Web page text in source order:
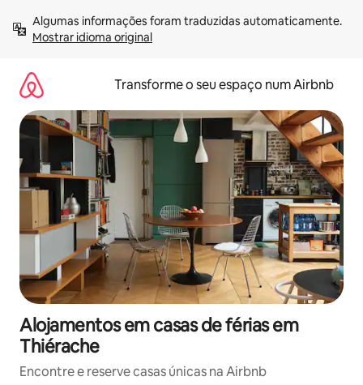
para
Mostrar idioma original
Transforme o seu espaço num Airbnb
Alojamentos em casas de férias em
Thiérache
Encontre e reserve casas únicas na Airbnb